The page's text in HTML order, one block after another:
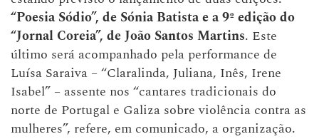
“Poesia Sódio”, de Sónia Batista e a 9º edição do
“Jornal Coreia”, de João Santos Martins. Este
último será acompanhado pela performance de
Luísa Saraiva – “Claralinda, Juliana, Inês, Irene
Isabel” – assente nos “cantares tradicionais do
norte de Portugal e Galiza sobre violência contra as
mulheres”, refere, em comunicado, a organização.